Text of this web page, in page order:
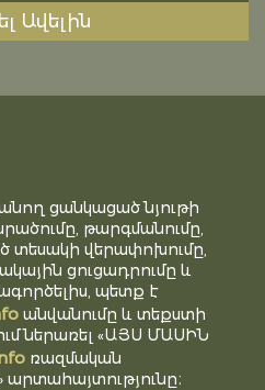
Ավելին
ցանկացած նյութի
թարգմանումը,
տեսակի վերափոխումը,
ցուցադրումը և
պետք է
անվանումը և տեքստի
ներառել «ԱՅՍ ՄԱՍԻՆ
ռազմական